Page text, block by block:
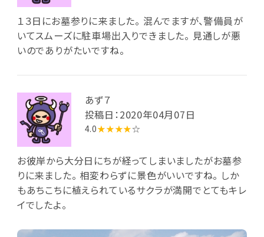
１３日にお墓参りに来ました。 混んでますが、警備員が
いてスムーズに駐車場出入りできました。 見通しが悪
いのでありがたいですね。
あず７
投稿日：2020年04月07日
4.0★★★★☆
お彼岸から大分日にちが経ってしまいましたがお墓参
りに来ました。 相変わらずに景色がいいですね。 しか
もあちこちに植えられているサクラが満開でとてもキレ
イでしたよ。